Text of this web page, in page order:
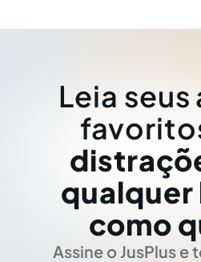
Leia
qualquer
como
Assine o JusPlus e